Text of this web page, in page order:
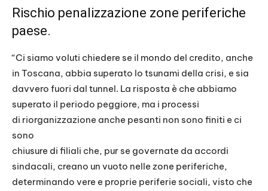
Rischio penalizzazione zone periferiche
paese.
“Ci siamo voluti chiedere se il mondo del credito, anche
in Toscana, abbia superato lo tsunami della crisi, e sia
davvero fuori dal tunnel. La risposta è che abbiamo
superato il periodo peggiore, ma i processi
di riorganizzazione anche pesanti non sono finiti e ci
sono
chiusure di filiali che, pur se governate da accordi
sindacali, creano un vuoto nelle zone periferiche,
determinando vere e proprie periferie sociali, visto che